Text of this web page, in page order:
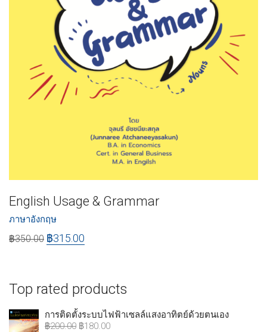
English Usage & Grammar
ภาษาอังกฤษ
฿350.00 ฿315.00
Top rated products
การติดตั้งระบบไฟฟ้าเซลล์แสงอาทิตย์ด้วยตนเอง
฿200.00 ฿180.00